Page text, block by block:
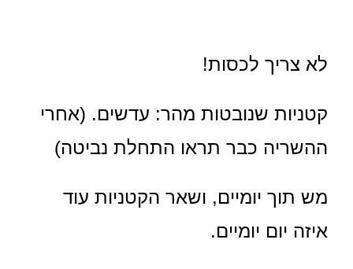
לא צריך לכסות!
קטניות שנובטות מהר: עדשים. (אחרי
ההשריה כבר תראו התחלת נביטה)
מש תוך יומיים, ושאר הקטניות עוד
איזה יום יומיים.